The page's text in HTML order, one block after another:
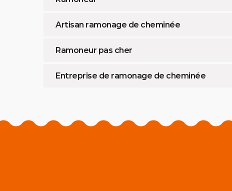
Artisan ramonage de cheminée
Ramoneur pas cher
Entreprise de ramonage de cheminée